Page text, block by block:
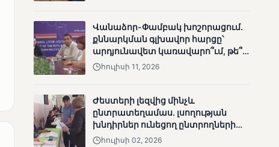
ՄՈՒՆԵՏԻԿ
ԿԸՀ-ն հրապարակել է
նախնական տվյալներ՝ ժ․
1։00 դրությամբ
Վանաձոր-Փամբակ խոշորացում.
քննարկման գլխավոր հարցը՝
արդյունավետ կառավարո՞ւմ, թե՞
քաղաքական նպատակ
հուլիսի 11, 2026
Ժեստերի լեզվից մինչև
ընտրատեղամաս. լսողության
խնդիրներ ունեցող ընտրողների
ճանապարհը
հուլիսի 02, 2026